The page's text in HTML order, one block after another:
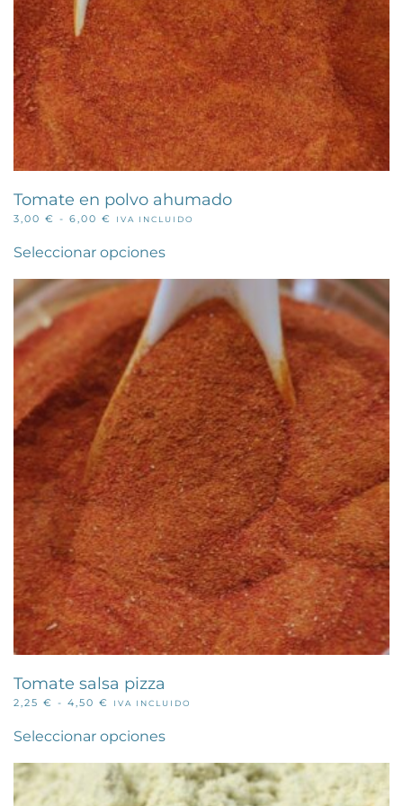
Tomate en polvo ahumado
3,00 € - 6,00 €
RANGO
PRECIOS:
DESDE
HASTA
6,00 €
IVA INCLUIDO
Seleccionar opcionesproducto
múltiples
variantes.
Las
opciones
se
pueden
elegir
en
la
página
de
producto
Tomate salsa pizza
2,25 € - 4,50 €
RANGO
PRECIOS:
DESDE
HASTA
4,50 €
IVA INCLUIDO
Seleccionar opcionesproducto
múltiples
variantes.